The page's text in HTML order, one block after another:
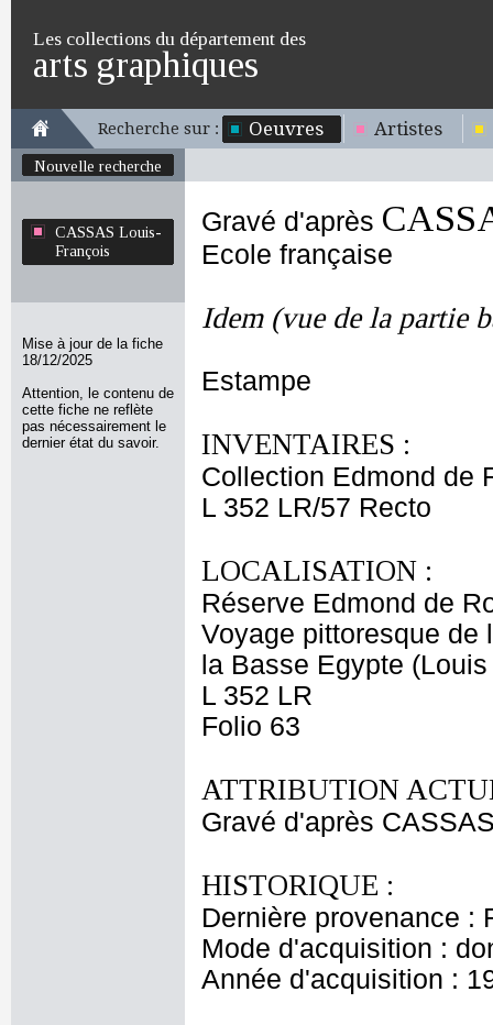
Les collections du département des
arts graphiques
Recherche sur : Oeuvres Artistes
Nouvelle recherche
CASSAS Louis-
François
Mise à jour de la fiche
18/12/2025
Attention, le contenu de
cette fiche ne reflète
pas nécessairement le
dernier état du savoir.
Gravé d'après
Ecole française
Idem (vue de la partie
Estampe
INVENTAIRES :
Collection Edmond de
L 352 LR/57 Recto
LOCALISATION :
Réserve Edmond de
Voyage pittoresque de
la Basse Egypte
L 352 LR
Folio 63
ATTRIBUTION
Gravé d'après
HISTORIQUE :
Dernière provenance :
Mode d'acquisition :
Année d'acquisition :